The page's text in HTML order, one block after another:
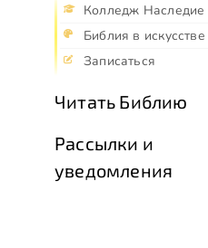
Колледж Наследие
Библия в искусстве
Записаться
Читать Библию
Рассылки и
уведомления